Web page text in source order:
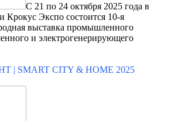
С 21 по 24 октября 2025 года в
Крокус Экспо состоится 10-я
выставка промышленного
и электрогенерирующего
| SMART CITY & HOME 2025